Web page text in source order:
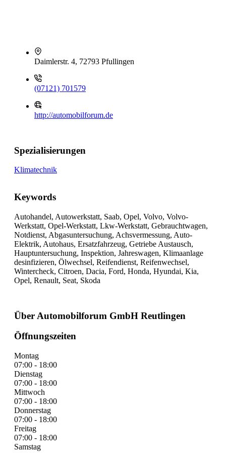
Daimlerstr. 4, 72793 Pfullingen
(07121) 701579
http://automobilforum.de
Spezialisierungen
Klimatechnik
Keywords
Autohandel, Autowerkstatt, Saab, Opel, Volvo, Volvo-
Werkstatt, Opel-Werkstatt, Lkw-Werkstatt, Gebrauchtwagen,
Notdienst, Abgasuntersuchung, Achsvermessung, Auto-
Elektrik, Autohaus, Ersatzfahrzeug, Getriebe Austausch,
Hauptuntersuchung, Inspektion, Jahreswagen, Klimaanlage
desinfizieren, Ölwechsel, Reifendienst, Reifenwechsel,
Wintercheck, Citroen, Dacia, Ford, Honda, Hyundai, Kia,
Opel, Renault, Seat, Skoda
Über Automobilforum GmbH Reutlingen
Öffnungszeiten
Montag
07:00 - 18:00
Dienstag
07:00 - 18:00
Mittwoch
07:00 - 18:00
Donnerstag
07:00 - 18:00
Freitag
07:00 - 18:00
Samstag